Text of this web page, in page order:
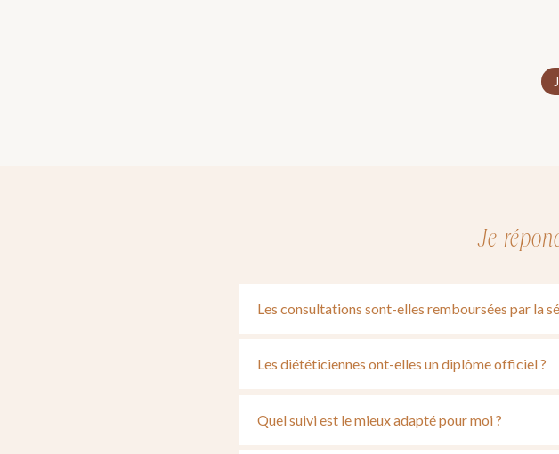
Je
Les consultations sont-elles remboursées par la
Les diététiciennes ont-elles un diplôme officiel ?
Quel suivi est le mieux adapté pour moi ?